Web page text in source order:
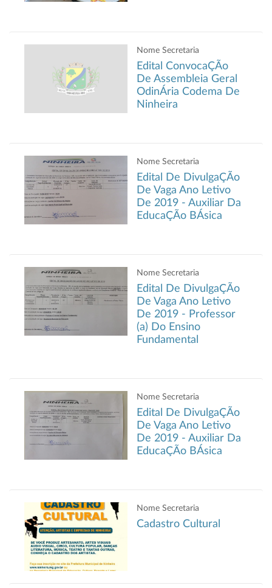
Nome Secretaria
Edital ConvocaÇÃo
De Assembleia Geral
OdinÁria Codema De
Ninheira
Nome Secretaria
Edital De DivulgaÇÃo
De Vaga Ano Letivo
De 2019 - Auxiliar Da
EducaÇÃo BÁsica
Nome Secretaria
Edital De DivulgaÇÃo
De Vaga Ano Letivo
De 2019 - Professor
(a) Do Ensino
Fundamental
Nome Secretaria
Edital De DivulgaÇÃo
De Vaga Ano Letivo
De 2019 - Auxiliar Da
EducaÇÃo BÁsica
Nome Secretaria
Cadastro Cultural